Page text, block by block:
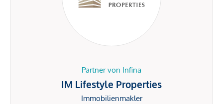
Partner von Infina
IM Lifestyle Properties
Immobilienmakler